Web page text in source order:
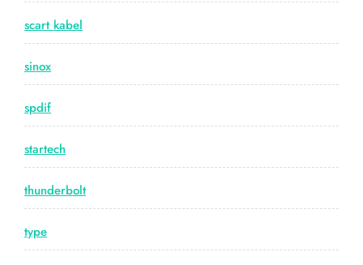
scart kabel
sinox
spdif
startech
thunderbolt
type